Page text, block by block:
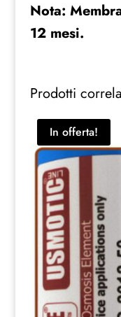
Nota:
12 mesi.
Prodotti
In offerta!